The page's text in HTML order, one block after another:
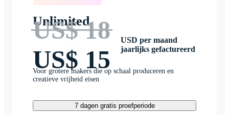
Unlimited
US$ 18
US$ 15
USD per maand
jaarlijks gefactureerd
Voor grotere makers die op schaal produceren en
creatieve vrijheid eisen
7 dagen gratis proefperiode